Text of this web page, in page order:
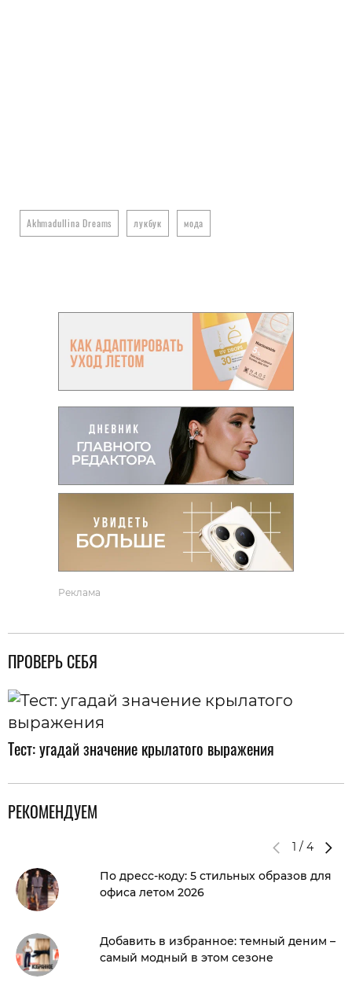
Akhmadullina Dreams лукбук мода
Реклама
ПРОВЕРЬ СЕБЯ
Тест: угадай значение крылатого выражения
РЕКОМЕНДУЕМ
1 / 4
По дресс-коду: 5 стильных образов для
офиса летом 2026
Добавить в избранное: темный деним –
самый модный в этом сезоне